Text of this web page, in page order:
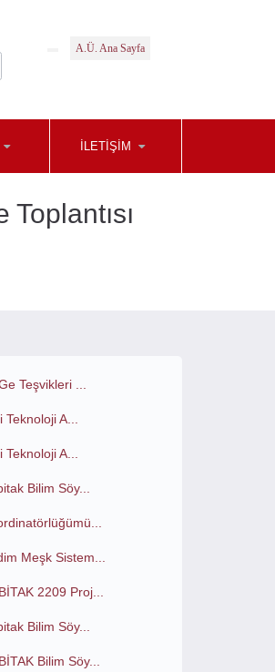
A.Ü. Ana Sayfa
İLETIŞIM
Teşvikleri ...
Teknoloji A...
Teknoloji A...
Bilim Söy...
Meşk Sistem...
2209 Proj...
Bilim Söy...
Bilim Söy...